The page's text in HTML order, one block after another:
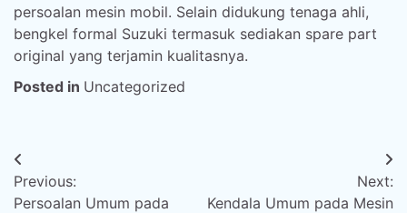
persoalan mesin mobil. Selain didukung tenaga ahli,
bengkel formal Suzuki termasuk sediakan spare part
original yang terjamin kualitasnya.
Posted in Uncategorized
Post
navigation
Previous:
Persoalan Umum pada
Next:
Kendala Umum pada Mesin